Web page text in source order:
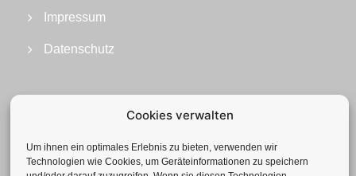
Cookies verwalten
Um ihnen ein optimales Erlebnis zu bieten, verwenden wir
Technologien wie Cookies, um Geräteinformationen zu speichern
Impressum
Datenschutz